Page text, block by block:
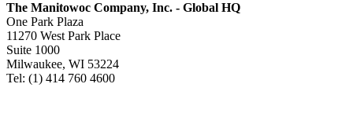
The Manitowoc Company, Inc. - Global HQ
One Park Plaza
11270 West Park Place
Suite 1000
Milwaukee, WI 53224
Tel: (1) 414 760 4600